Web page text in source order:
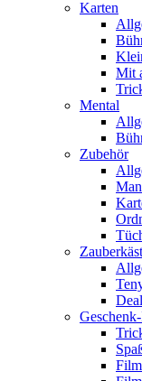
Karten
Mit
Mental
Zubehör